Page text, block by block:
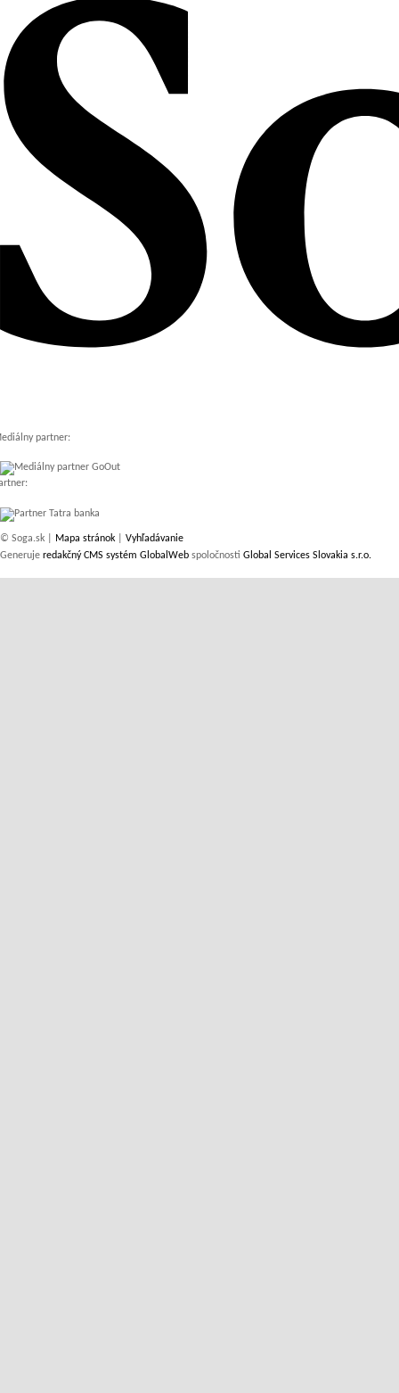
partner:
© Soga.sk | Mapa stránok
Vyhľadávanie
Generuje redakčný CMS systém GlobalWeb spoločnosti Global Services Slovakia s.r.o.